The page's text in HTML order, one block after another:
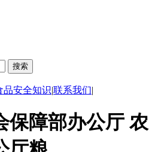
品安全知识|联系我们|
保障部办公厅 农